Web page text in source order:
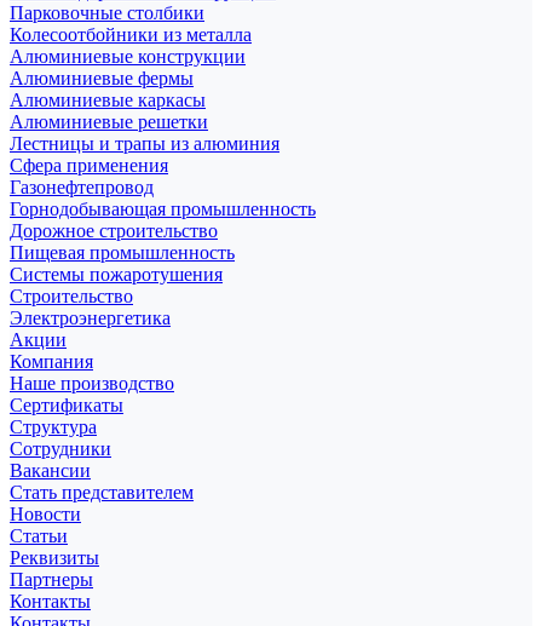
Парковочные столбики
Колесоотбойники из металла
Алюминиевые конструкции
Алюминиевые фермы
Алюминиевые каркасы
Алюминиевые решетки
Лестницы и трапы из алюминия
Сфера применения
Газонефтепровод
Горнодобывающая промышленность
Дорожное строительство
Пищевая промышленность
Системы пожаротушения
Строительство
Электроэнергетика
Акции
Компания
Наше производство
Сертификаты
Структура
Сотрудники
Вакансии
Стать представителем
Новости
Статьи
Реквизиты
Партнеры
Контакты